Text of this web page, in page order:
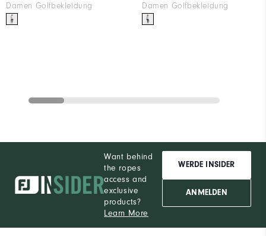
Damen Golfbekleidung Damen Golfbekleidung
Want behind
the ropes
access and
exclusive
products?
Learn More
WERDE INSIDER
ANMELDEN